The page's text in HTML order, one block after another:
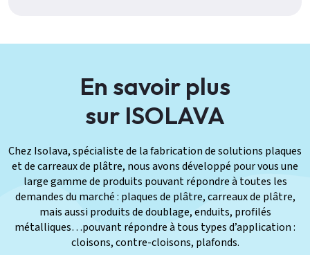
En savoir plus
sur ISOLAVA
Chez Isolava, spécialiste de la fabrication de solutions plaques
et de carreaux de plâtre, nous avons développé pour vous une
large gamme de produits pouvant répondre à toutes les
demandes du marché : plaques de plâtre, carreaux de plâtre,
mais aussi produits de doublage, enduits, profilés
métalliques…pouvant répondre à tous types d’application :
cloisons, contre-cloisons, plafonds.